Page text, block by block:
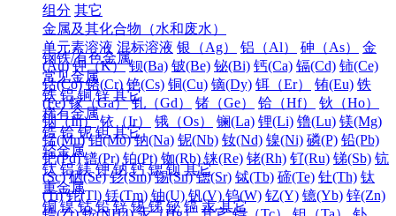
组分 其它
金属及其化合物（水和废水）
单元素溶液 混标溶液 银（Ag） 铝（Al） 砷（As）
金
(Au) 钾（K） 钡(Ba) 铍(Be) 铋(Bi) 钙(Ca) 镉(Cd) 铈(Ce)
钴(Co) 铬(Cr) 铯(Cs) 铜(Cu) 镝(Dy) 铒（Er） 铕(Eu) 铁
(Fe) 镓（Ga） 钆（Gd） 锗（Ge） 铪（Hf）
钬（Ho）
铟（In） 铱（Ir） 锇（Os） 镧(La) 锂(Li) 镥(Lu) 镁(Mg)
锰(Mn) 钼(Mo) 钠(Na) 铌(Nb) 钕(Nd) 镍(Ni) 磷(P) 铅(Pb)
钯(Pd) 镨(Pr) 铂(Pt) 铷(Rb) 铼(Re) 铑(Rh) 钌(Ru) 锑(Sb) 钪
(Sc) 硒(Se) 钐(Sm) 锡(Sn) 锶(Sr) 铽(Tb) 碲(Te) 钍(Th) 钛
(Ti) 铊(Tl) 铥(Tm) 铀(U) 钒(V) 钨(W) 钇(Y) 镱(Yb) 锌(Zn)
钢铁/有色金属
常见金属
铁 铝 铜 锌 其它
稀有金属
锆 铪 铌 钽 其它
轻金属
钛 铝 镁 钾 钠 钙 锶 钡 其它
重金属
铜 镍 钴 铅 锌 锡 锑 铋 镉 汞 其它